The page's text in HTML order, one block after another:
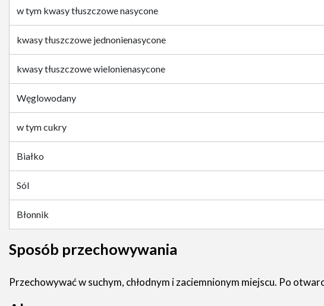
w tym kwasy tłuszczowe nasycone
kwasy tłuszczowe jednonienasycone
kwasy tłuszczowe wielonienasycone
Węglowodany
w tym cukry
Białko
Sól
Błonnik
Sposób przechowywania
Przechowywać w suchym, chłodnym i zaciemnionym miejscu. Po